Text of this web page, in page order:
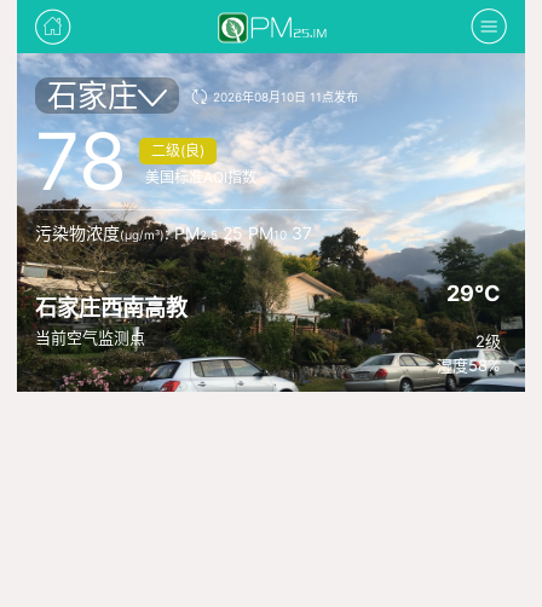
石家庄 2026年08月10日 11点发布
78
二级(良)
美国标准AQI指数
污染物浓度(μg/m³): PM2.525 PM1037
石家庄西南高教
当前空气监测点
29°C
2级
湿度58%